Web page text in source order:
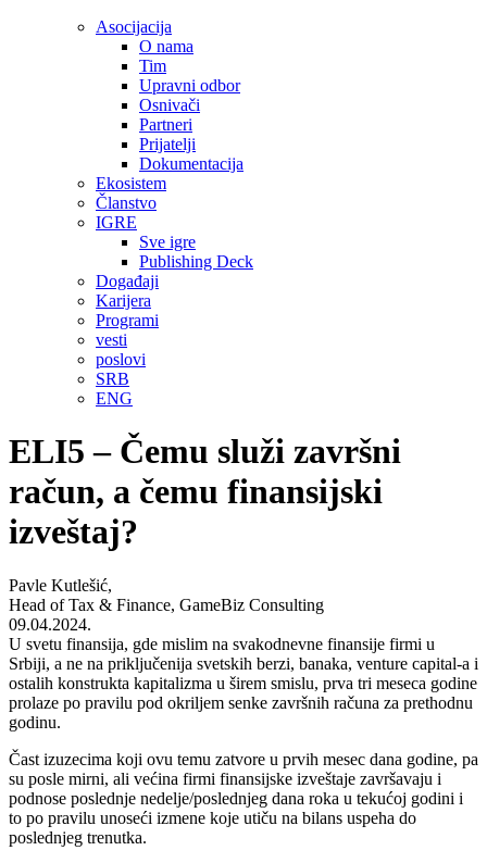
Asocijacija
O nama
Tim
Upravni odbor
Osnivači
Partneri
Prijatelji
Dokumentacija
Ekosistem
Članstvo
IGRE
Sve igre
Publishing Deck
Događaji
Karijera
Programi
vesti
poslovi
SRB
ENG
ELI5 – Čemu služi završni
račun, a čemu finansijski
izveštaj?
Pavle Kutlešić,
Head of Tax & Finance, GameBiz Consulting
09.04.2024.
U svetu finansija, gde mislim na svakodnevne finansije firmi u
Srbiji, a ne na priključenija svetskih berzi, banaka, venture capital-a i
ostalih konstrukta kapitalizma u širem smislu, prva tri meseca godine
prolaze po pravilu pod okriljem senke završnih računa za prethodnu
godinu.
Čast izuzecima koji ovu temu zatvore u prvih mesec dana godine, pa
su posle mirni, ali većina firmi finansijske izveštaje završavaju i
podnose poslednje nedelje/poslednjeg dana roka u tekućoj godini i
to po pravilu unoseći izmene koje utiču na bilans uspeha do
poslednjeg trenutka.